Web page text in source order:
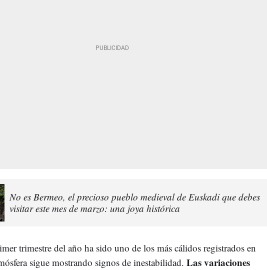
No es Bermeo, el precioso pueblo medieval de Euskadi que debes
visitar este mes de marzo: una joya histórica
trimestre del año ha sido uno de los más cálidos registrados en
sigue mostrando signos de inestabilidad. Las variaciones